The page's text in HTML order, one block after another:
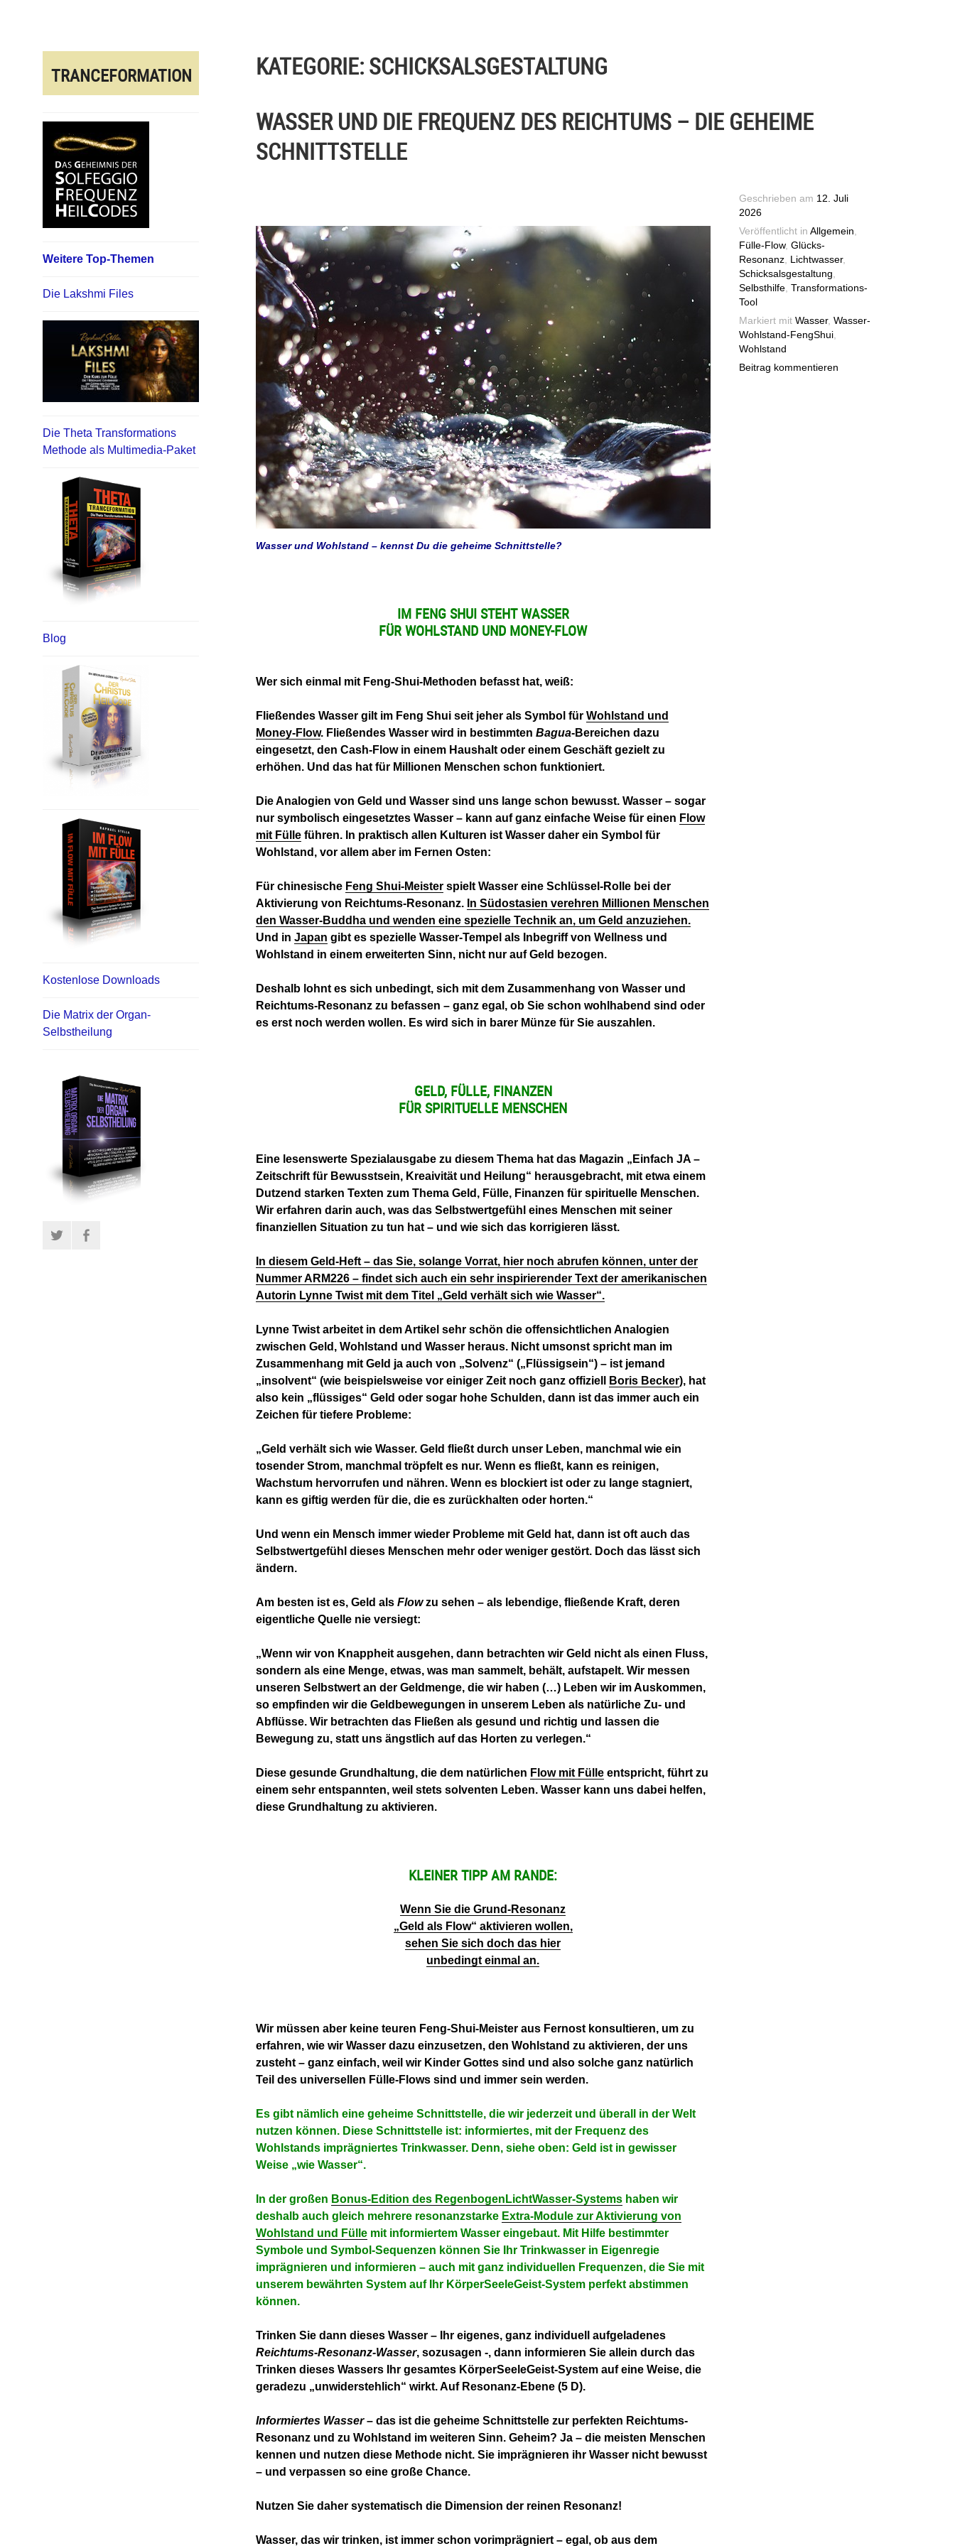
TRANCEFORMATION
Weitere Top-Themen
Die Lakshmi Files
Die Theta Transformations
Methode als Multimedia-Paket
Blog
Kostenlose Downloads
Die Matrix der Organ-
Selbstheilung
Twitter
KATEGORIE:SCHICKSALSGESTALTUNG
WASSER UND DIE FREQUENZ DES REICHTUMS – DIE GEHEIME
SCHNITTSTELLE
Geschrieben am 12. Juli
2026
Veröffentlicht inAllgemein
Fülle-Flow,Glücks-
Resonanz
Lichtwasser,
Schicksalsgestaltung
Selbsthilfe ,Transformations-
Tool
Markiert mitWasser,Wasser-
Wohlstand-FengShui
Wohlstand
Beitrag kommentieren
Wasser und Wohlstand – kennst Du die geheime Schnittstelle?
IM FENG SHUI STEHT WASSER
FÜR WOHLSTAND UND MONEY-FLOW
Wer sich einmal mit Feng-Shui-Methoden befasst hat, weiß:
Fließendes Wasser gilt im Feng Shui seit jeher als Symbol für Wohlstand und
Money-Flow. Fließendes Wasser wird in bestimmten Bagua-Bereichen dazu
eingesetzt, den Cash-Flow in einem Haushalt oder einem Geschäft gezielt zu
erhöhen. Und das hat für Millionen Menschen schon funktioniert.
Die Analogien von Geld und Wasser sind uns lange schon bewusst. Wasser – sogar
nur symbolisch eingesetztes Wasser – kann auf ganz einfache Weise für einen Flow
mit Fülle führen. In praktisch allen Kulturen ist Wasser daher ein Symbol für
Wohlstand, vor allem aber im Fernen Osten:
Für chinesische Feng Shui-Meister spielt Wasser eine Schlüssel-Rolle bei der
Aktivierung von Reichtums-Resonanz. In Südostasien verehren Millionen Menschen
den Wasser-Buddha und wenden eine spezielle Technik an, um Geld anzuziehen.
Und in Japan gibt es spezielle Wasser-Tempel als Inbegriff von Wellness und
Wohlstand in einem erweiterten Sinn, nicht nur auf Geld bezogen.
Deshalb lohnt es sich unbedingt, sich mit dem Zusammenhang von Wasser und
Reichtums-Resonanz zu befassen – ganz egal, ob Sie schon wohlhabend sind oder
es erst noch werden wollen. Es wird sich in barer Münze für Sie auszahlen.
GELD, FÜLLE, FINANZEN
FÜR SPIRITUELLE MENSCHEN
Eine lesenswerte Spezialausgabe zu diesem Thema hat das Magazin „Einfach JA –
Zeitschrift für Bewusstsein, Kreaivität und Heilung“ herausgebracht, mit etwa einem
Dutzend starken Texten zum Thema Geld, Fülle, Finanzen für spirituelle Menschen.
Wir erfahren darin auch, was das Selbstwertgefühl eines Menschen mit seiner
finanziellen Situation zu tun hat – und wie sich das korrigieren lässt.
In diesem Geld-Heft – das Sie, solange Vorrat, hier noch abrufen können, unter der
Nummer ARM226 – findet sich auch ein sehr inspirierender Text der amerikanischen
Autorin Lynne Twist mit dem Titel „Geld verhält sich wie Wasser“.
Lynne Twist arbeitet in dem Artikel sehr schön die offensichtlichen Analogien
zwischen Geld, Wohlstand und Wasser heraus. Nicht umsonst spricht man im
Zusammenhang mit Geld ja auch von „Solvenz“ („Flüssigsein“) – ist jemand
„insolvent“ (wie beispielsweise vor einiger Zeit noch ganz offiziell
Boris Becker), hat
also kein „flüssiges“ Geld oder sogar hohe Schulden, dann ist das immer auch ein
Zeichen für tiefere Probleme:
„Geld verhält sich wie Wasser. Geld fließt durch unser Leben, manchmal wie ein
tosender Strom, manchmal tröpfelt es nur. Wenn es fließt, kann es reinigen,
Wachstum hervorrufen und nähren. Wenn es blockiert ist oder zu lange stagniert,
kann es giftig werden für die, die es zurückhalten oder horten.“
Und wenn ein Mensch immer wieder Probleme mit Geld hat, dann ist oft auch das
Selbstwertgefühl dieses Menschen mehr oder weniger gestört. Doch das lässt sich
ändern.
Am besten ist es, Geld als Flowzu sehen – als lebendige, fließende Kraft, deren
eigentliche Quelle nie versiegt:
„Wenn wir von Knappheit ausgehen, dann betrachten wir Geld nicht als einen Fluss,
sondern als eine Menge, etwas, was man sammelt, behält, aufstapelt. Wir messen
unseren Selbstwert an der Geldmenge, die wir haben (…) Leben wir im Auskommen,
so empfinden wir die Geldbewegungen in unserem Leben als natürliche Zu- und
Abflüsse. Wir betrachten das Fließen als gesund und richtig und lassen die
Bewegung zu, statt uns ängstlich auf das Horten zu verlegen.“
Diese gesunde Grundhaltung, die dem natürlichen Flow mit Fülle entspricht, führt zu
einem sehr entspannten, weil stets solventen Leben. Wasser kann uns dabei helfen,
diese Grundhaltung zu aktivieren.
KLEINER TIPP AM RANDE:
Wenn Sie die Grund-Resonanz
„Geld als Flow“ aktivieren wollen,
sehen Sie sich doch das hier
unbedingt einmal an.
Wir müssen aber keine teuren Feng-Shui-Meister aus Fernost konsultieren, um zu
erfahren, wie wir Wasser dazu einzusetzen, den Wohlstand zu aktivieren, der uns
zusteht – ganz einfach, weil wir Kinder Gottes sind und also solche ganz natürlich
Teil des universellen Fülle-Flows sind und immer sein werden.
Es gibt nämlich eine geheime Schnittstelle, die wir jederzeit und überall in der Welt
nutzen können. Diese Schnittstelle ist: informiertes, mit der Frequenz des
Wohlstands imprägniertes Trinkwasser. Denn, siehe oben: Geld ist in gewisser
Weise „wie Wasser“.
In der großen Bonus-Edition des RegenbogenLichtWasser-Systems haben wir
deshalb auch gleich mehrere resonanzstarke Extra-Module zur Aktivierung von
Wohlstand und Fülle mit informiertem Wasser eingebaut. Mit Hilfe bestimmter
Symbole und Symbol-Sequenzen können Sie Ihr Trinkwasser in Eigenregie
imprägnieren und informieren – auch mit ganz individuellen Frequenzen, die Sie mit
unserem bewährten System auf Ihr KörperSeeleGeist-System perfekt abstimmen
können.
Trinken Sie dann dieses Wasser – Ihr eigenes, ganz individuell aufgeladenes
Reichtums-Resonanz-Wasser, sozusagen -, dann informieren Sie allein durch das
Trinken dieses Wassers Ihr gesamtes KörperSeeleGeist-System auf eine Weise, die
geradezu „unwiderstehlich“ wirkt. Auf Resonanz-Ebene (5 D).
Informiertes Wasser– das ist die geheime Schnittstelle zur perfekten Reichtums-
Resonanz und zu Wohlstand im weiteren Sinn. Geheim? Ja – die meisten Menschen
kennen und nutzen diese Methode nicht. Sie imprägnieren ihr Wasser nicht bewusst
– und verpassen so eine große Chance.
Nutzen Sie daher systematisch die Dimension der reinen Resonanz!
Wasser, das wir trinken, ist immer schon vorimprägniert – egal, ob aus dem